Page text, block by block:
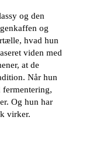
og den
og
hvad hun
viden med
at de
Når hun
fermentering,
Og hun har
virker.